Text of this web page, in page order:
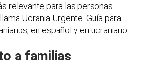
relevante para las personas
Ucrania Urgente. Guía para
en español y en ucraniano.
a familias